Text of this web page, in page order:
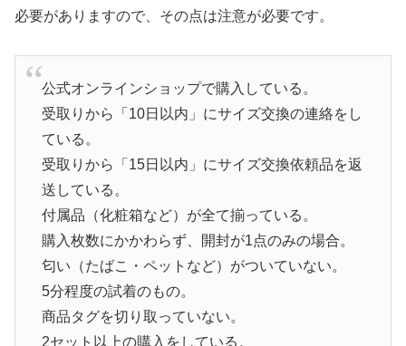
必要がありますので、その点は注意が必要です。
公式オンラインショップで購入している。
受取りから「10日以内」にサイズ交換の連絡をし
ている。
受取りから「15日以内」にサイズ交換依頼品を返
送している。
付属品（化粧箱など）が全て揃っている。
購入枚数にかかわらず、開封が1点のみの場合。
匂い（たばこ・ペットなど）がついていない。
5分程度の試着のもの。
商品タグを切り取っていない。
2セット以上の購入をしている。